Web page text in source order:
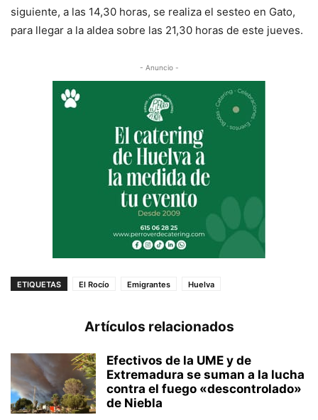
siguiente, a las 14,30 horas, se realiza el sesteo en Gato,
para llegar a la aldea sobre las 21,30 horas de este jueves.
- Anuncio -
ETIQUETAS El Rocío Emigrantes Huelva
Artículos relacionados
Efectivos de la UME y de
Extremadura se suman a la lucha
contra el fuego «descontrolado»
de Niebla